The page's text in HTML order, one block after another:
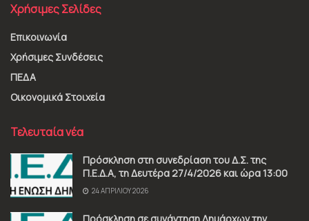
Χρήσιμες Σελίδες
Επικοινωνία
Χρήσιμες Συνδέσεις
ΠΕΔΑ
Οικονομικά Στοιχεία
Τελευταία νέα
Πρόσκληση στη συνεδρίαση του Δ.Σ. της
Π.Ε.Δ.Α, τη Δευτέρα 27/4/2026 και ώρα 13:00
24 ΑΠΡΙΛΊΟΥ 2026
Πρόσκληση σε συνάντηση Δημάρχων την